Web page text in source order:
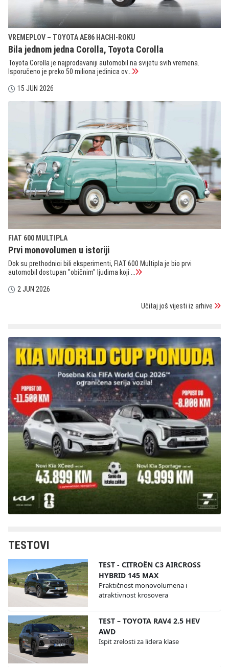
VREMEPLOV – TOYOTA AE86 HACHI-ROKU
Bila jednom jedna Corolla, Toyota Corolla
Toyota Corolla je najprodavaniji automobil na svijetu svih vremena.
Isporučeno je preko 50 miliona jedinica ov...
15 JUN 2026
FIAT 600 MULTIPLA
Prvi monovolumen u istoriji
Dok su prethodnici bili eksperimenti, FIAT 600 Multipla je bio prvi
automobil dostupan "običnim" ljudima koji ...
2 JUN 2026
Učitaj još vijesti iz arhive
TESTOVI
TEST - CITROËN C3 AIRCROSS
HYBRID 145 MAX
Praktičnost monovolumena i
atraktivnost krosovera
TEST – TOYOTA RAV4 2.5 HEV
AWD
Ispit zrelosti za lidera klase